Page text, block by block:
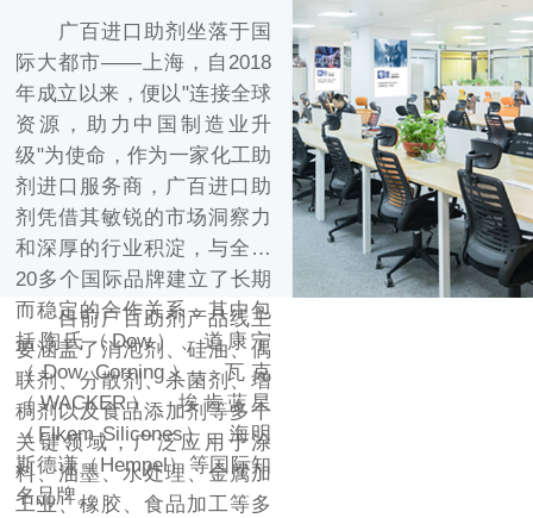
广百进口助剂坐落于国
际大都市——上海，自2018
年成立以来，便以"连接全球
资源，助力中国制造业升
级"为使命，作为一家化工助
剂进口服务商，广百进口助
剂凭借其敏锐的市场洞察力
和深厚的行业积淀，与全球
20多个国际品牌建立了长期
而稳定的合作关系，其中包
括陶氏（Dow）、道康宁
（Dow Corning）、瓦克
（WACKER）、埃肯蓝星
（Elkem Silicones）、海明
斯德谦（Hempel）等国际知
名品牌。
目前广百助剂产品线主
要涵盖了消泡剂、硅油、偶
联剂、分散剂、杀菌剂、增
稠剂以及食品添加剂等多个
关键领域，广泛应用于涂
料、油墨、水处理、金属加
工业、橡胶、食品加工等多